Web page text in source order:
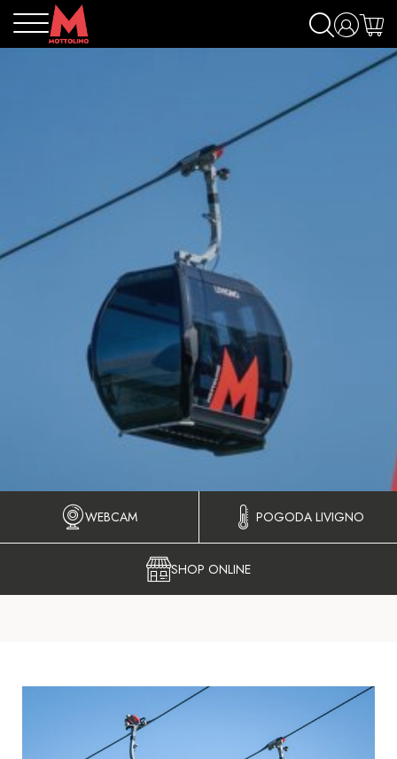
WEBCAM POGODA LIVIGNO
SHOP ONLINE